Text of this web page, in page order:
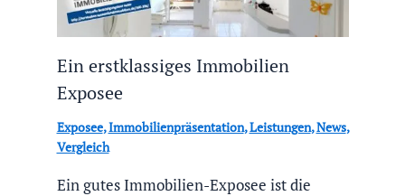
Ein erstklassiges Immobilien
Exposee
Exposee,Immobilienpräsentation,Leistungen,News,
Vergleich
Ein gutes Immobilien-Exposee ist die